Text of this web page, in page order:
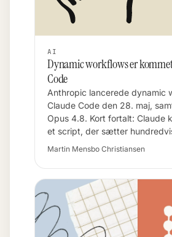
AI
Dynamic workflows er
Code
Anthropic lancerede dynamic
Claude Code den 28. maj,
Opus 4.8. Kort fortalt: Claude
et script, der sætter
Martin Mensbo Christiansen